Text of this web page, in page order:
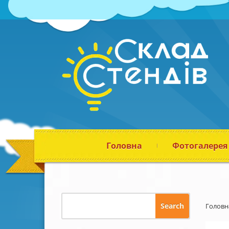
Головна Фотогалерея